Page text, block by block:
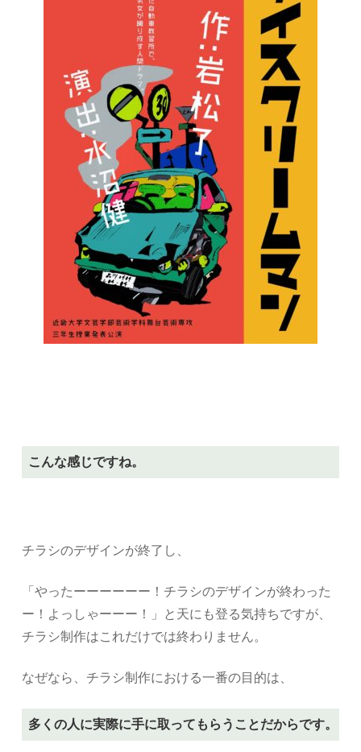
こんな感じですね。
チラシのデザインが終了し、
「やったーーーーーー！チラシのデザインが終わった
ー！よっしゃーーー！」と天にも登る気持ちですが、
チラシ制作はこれだけでは終わりません。
なぜなら、チラシ制作における一番の目的は、
多くの人に実際に手に取ってもらうことだからです。